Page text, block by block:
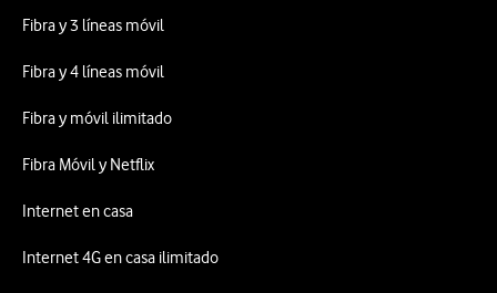
Fibra y 3 líneas móvil
Fibra y 4 líneas móvil
Fibra y móvil ilimitado
Fibra Móvil y Netflix
Internet en casa
Internet 4G en casa ilimitado